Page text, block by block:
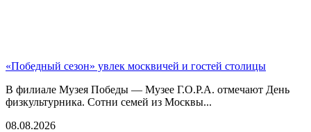
«Победный сезон» увлек москвичей и гостей столицы
В филиале Музея Победы — Музее Г.О.Р.А. отмечают День
физкультурника. Сотни семей из Москвы...
08.08.2026